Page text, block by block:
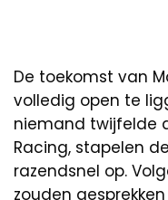
De toekomst van
volledig open te
niemand twijfelde
Racing, stapelen
razendsnel op.
zouden